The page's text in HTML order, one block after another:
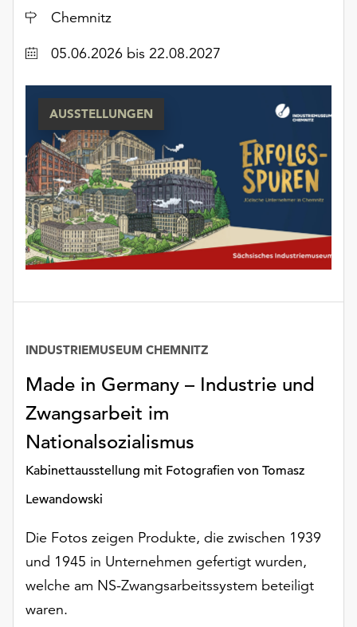
Ort
Chemnitz
Datum05.06.2026 bis 22.08.2027
AUSSTELLUNGEN
Made in Germany – Industrie und
Zwangsarbeit im
Nationalsozialismus
Kabinettausstellung mit Fotografien von Tomasz
Lewandowski
INDUSTRIEMUSEUM CHEMNITZ
Die Fotos zeigen Produkte, die zwischen 1939
und 1945 in Unternehmen gefertigt wurden,
welche am NS-Zwangsarbeitssystem beteiligt
waren.